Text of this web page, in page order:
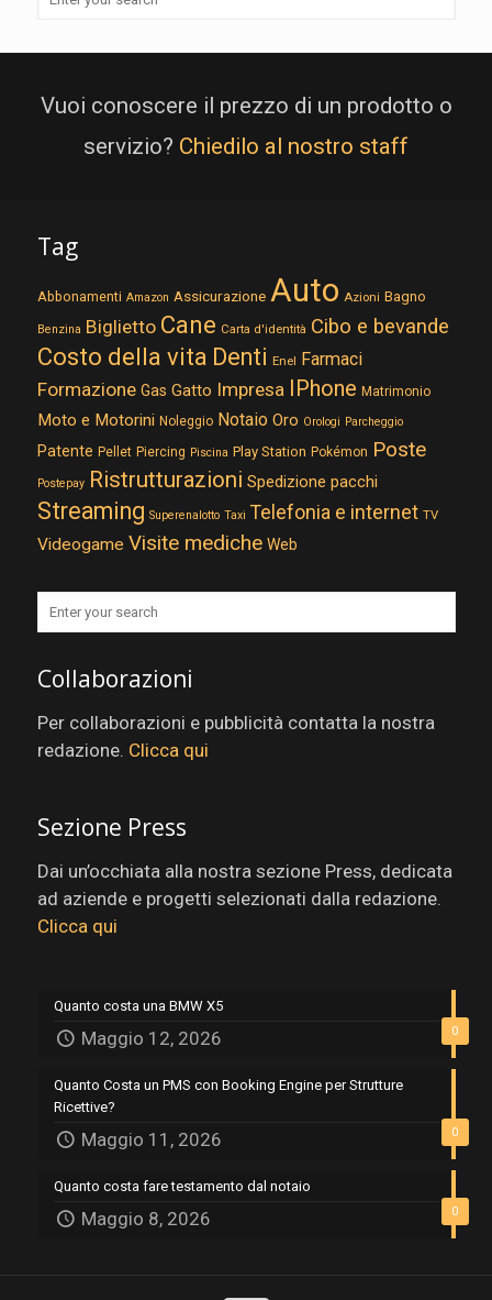
Vuoi conoscere il prezzo di un prodotto o
servizio? Chiedilo al nostro staff
Tag
Abbonamenti Amazon Assicurazione Auto Azioni Bagno
Benzina Biglietto Cane Carta d'identità Cibo e bevande
Costo della vita Denti Enel Farmaci
Formazione Gas Gatto Impresa IPhone Matrimonio
Moto e Motorini Noleggio Notaio Oro Orologi Parcheggio
Patente Pellet Piercing Piscina Play Station Pokémon Poste
Postepay Ristrutturazioni Spedizione pacchi
Streaming Superenalotto Taxi Telefonia e internet TV
Videogame Visite mediche Web
Collaborazioni
Per collaborazioni e pubblicità contatta la nostra
redazione. Clicca qui
Sezione Press
Dai un’occhiata alla nostra sezione Press, dedicata
ad aziende e progetti selezionati dalla redazione.
Clicca qui
0
Quanto costa una BMW X5
Maggio 12, 2026
0
Quanto Costa un PMS con Booking Engine per Strutture
Ricettive?
Maggio 11, 2026
0
Quanto costa fare testamento dal notaio
Maggio 8, 2026